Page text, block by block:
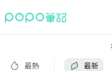
最熱 最新